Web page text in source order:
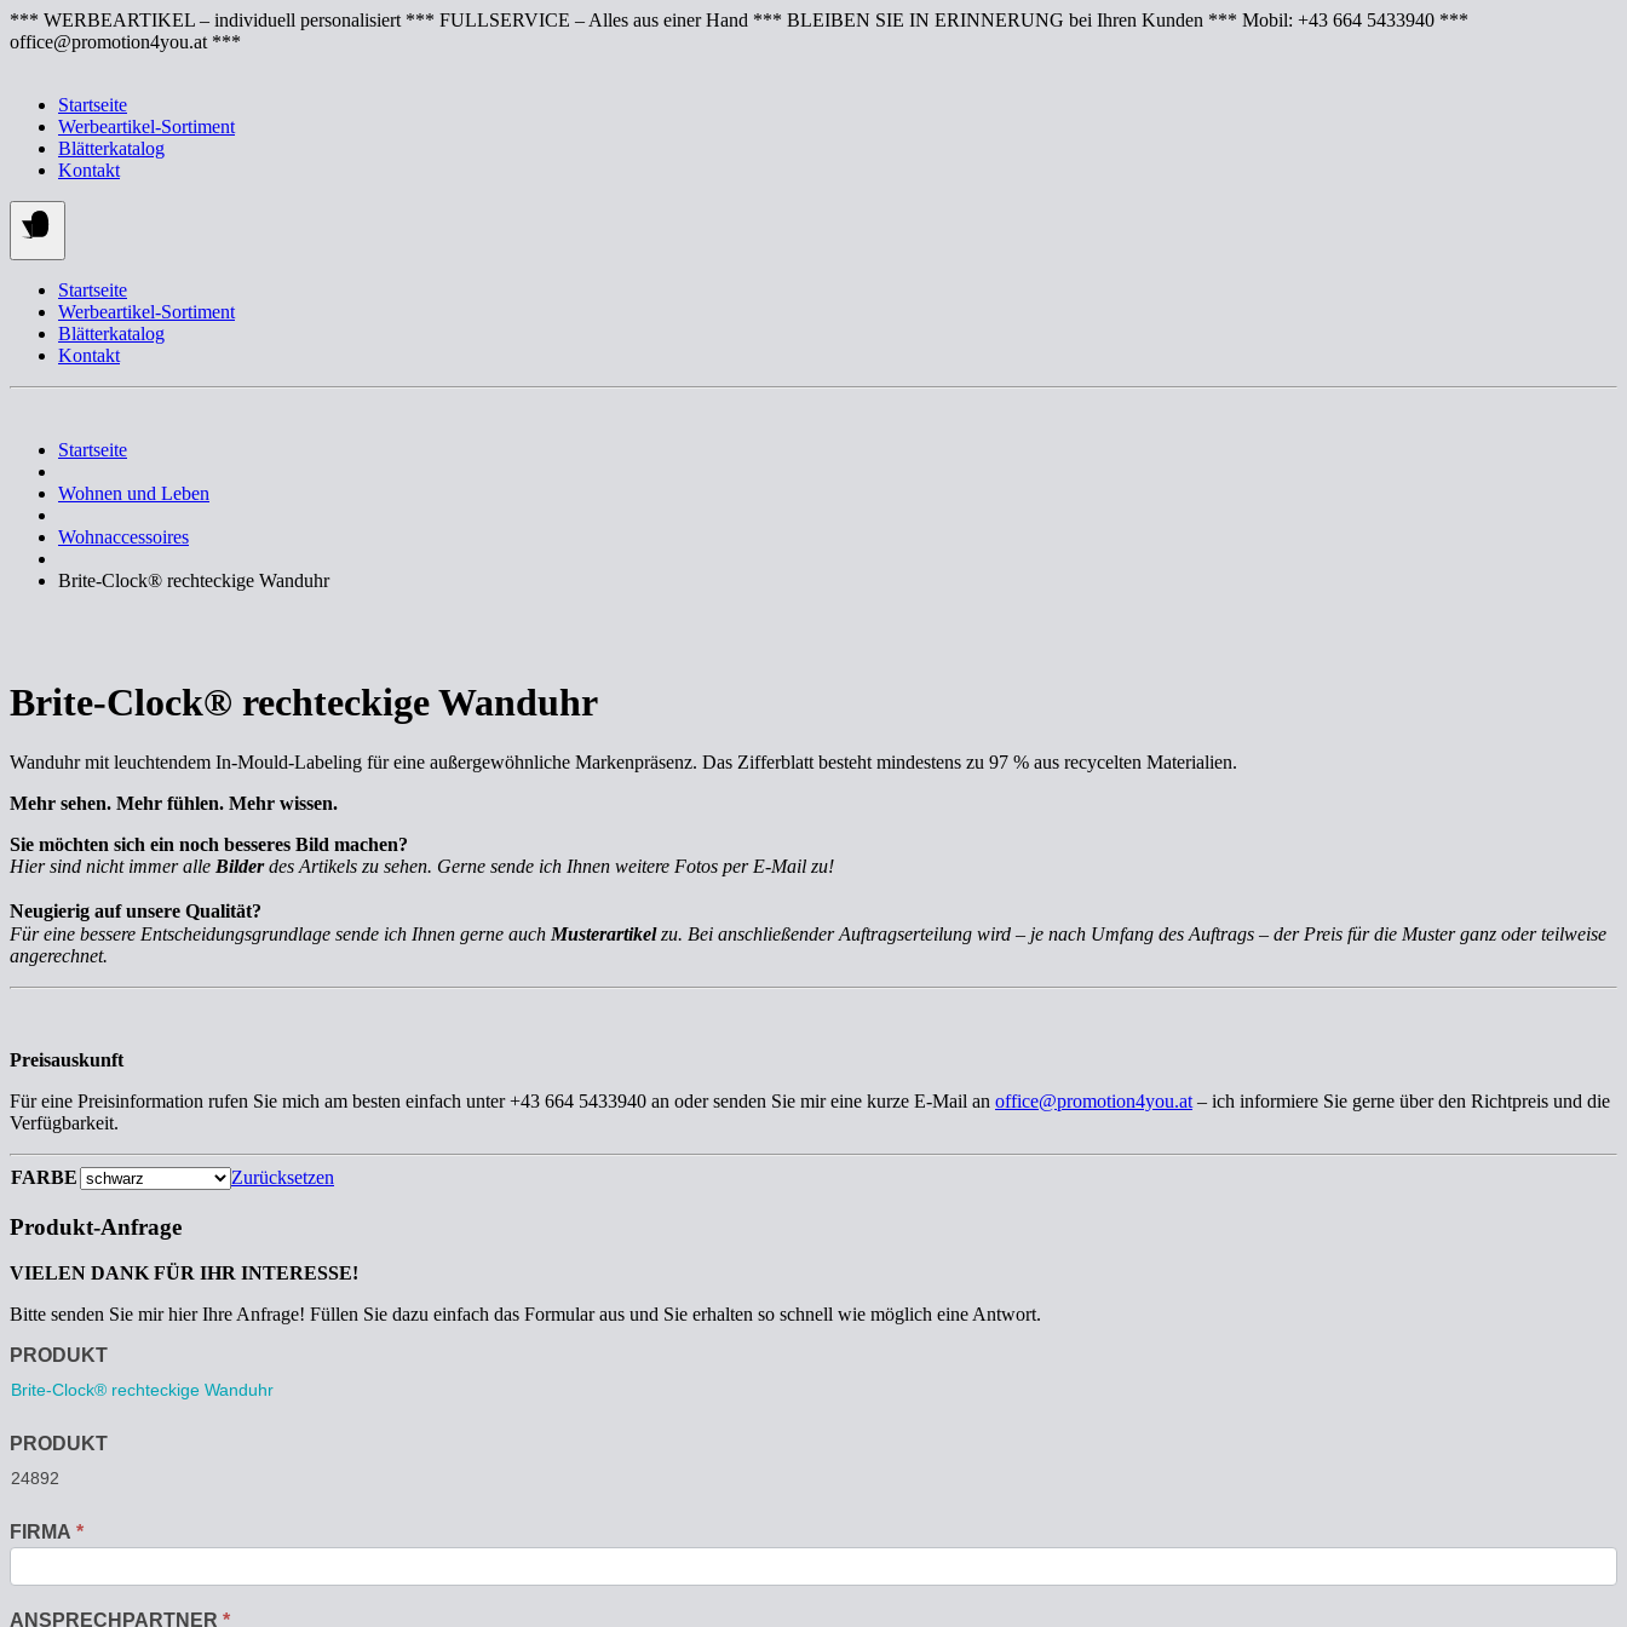
Springe
zum
*** WERBEARTIKEL – individuell personalisiert *** FULLSERVICE – Alles aus einer Hand *** BLEIBEN SIE IN ERINNERUNG bei Ihren Kunden *** Mobil: +43 664 5433940 ***
office@promotion4you.at ***
Startseite
Werbeartikel-Sortiment
Blätterkatalog
Kontakt
Startseite
Werbeartikel-Sortiment
Blätterkatalog
Kontakt
Startseite
Wohnen und Leben
Wohnaccessoires
Brite-Clock® rechteckige Wanduhr
Brite-Clock® rechteckige Wanduhr
Wanduhr mit leuchtendem In-Mould-Labeling für eine außergewöhnliche Markenpräsenz. Das Zifferblatt besteht mindestens zu 97 % aus recycelten Materialien.
Mehr sehen. Mehr fühlen. Mehr wissen.
Sie möchten sich ein noch besseres Bild machen?
Hier sind nicht immer alle Bilderdes Artikels zu sehen. Gerne sende ich Ihnen weitere Fotos per E-Mail zu!
Neugierig auf unsere Qualität?
Für eine bessere Entscheidungsgrundlage sende ich Ihnen gerne auch Musterartikelzu. Bei anschließender Auftragserteilung wird – je nach Umfang des Auftrags – der Preis für die Muster ganz oder teilweise
angerechnet.
Preisauskunft
Für eine Preisinformation rufen Sie mich am besten einfach unter +43 664 5433940 an oder senden Sie mir eine kurze E-Mail an office@promotion4you.at – ich informiere Sie gerne über den Richtpreis und die
Verfügbarkeit.
FARBE Zurücksetzen
Produkt-Anfrage
VIELEN DANK FÜR IHR INTERESSE!
Bitte senden Sie mir hier Ihre Anfrage! Füllen Sie dazu einfach das Formular aus und Sie erhalten so schnell wie möglich eine Antwort.
Anfrage
PRODUKT
PRODUKT
FIRMA *
ANSPRECHPARTNER *